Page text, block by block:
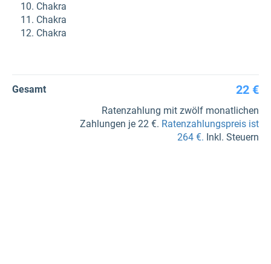
Chakra
Chakra
Chakra
Gesamt 22 €
Ratenzahlung mit zwölf monatlichen
Zahlungen je 22 €. Ratenzahlungspreis ist
264 €. Inkl. Steuern